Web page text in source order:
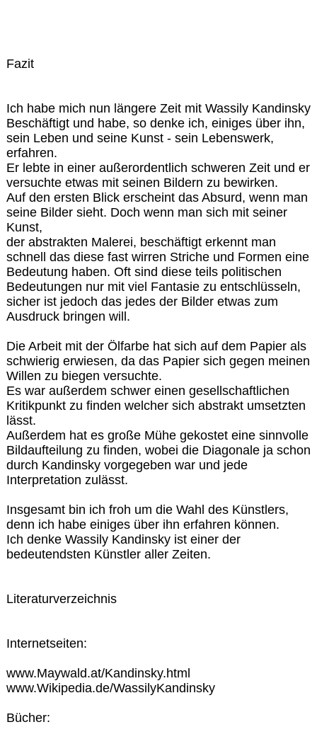
Fazit
Ich habe mich nun längere Zeit mit Wassily Kandinsky
Beschäftigt und habe, so denke ich, einiges über ihn,
sein Leben und seine Kunst - sein Lebenswerk,
erfahren.
Er lebte in einer außerordentlich schweren Zeit und er
versuchte etwas mit seinen Bildern zu bewirken.
Auf den ersten Blick erscheint das Absurd, wenn man
seine Bilder sieht. Doch wenn man sich mit seiner
Kunst,
der abstrakten Malerei, beschäftigt erkennt man
schnell das diese fast wirren Striche und Formen eine
Bedeutung haben. Oft sind diese teils politischen
Bedeutungen nur mit viel Fantasie zu entschlüsseln,
sicher ist jedoch das jedes der Bilder etwas zum
Ausdruck bringen will.
Die Arbeit mit der Ölfarbe hat sich auf dem Papier als
schwierig erwiesen, da das Papier sich gegen meinen
Willen zu biegen versuchte.
Es war außerdem schwer einen gesellschaftlichen
Kritikpunkt zu finden welcher sich abstrakt umsetzten
lässt.
Außerdem hat es große Mühe gekostet eine sinnvolle
Bildaufteilung zu finden, wobei die Diagonale ja schon
durch Kandinsky vorgegeben war und jede
Interpretation zulässt.
Insgesamt bin ich froh um die Wahl des Künstlers,
denn ich habe einiges über ihn erfahren können.
Ich denke Wassily Kandinsky ist einer der
bedeutendsten Künstler aller Zeiten.
Literaturverzeichnis
Internetseiten:
www.Maywald.at/Kandinsky.html
www.Wikipedia.de/WassilyKandinsky
Bücher: